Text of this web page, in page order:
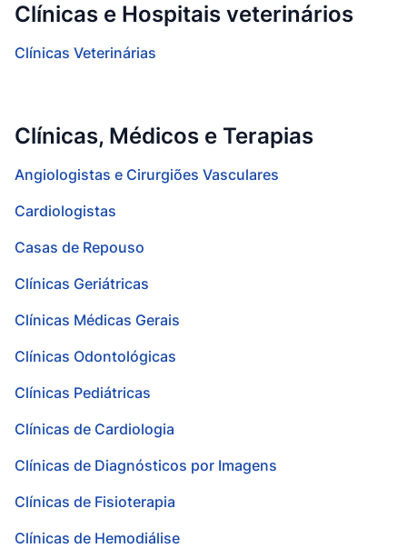
Clínicas e Hospitais veterinários
Clínicas Veterinárias
Clínicas, Médicos e Terapias
Angiologistas e Cirurgiões Vasculares
Cardiologistas
Casas de Repouso
Clínicas Geriátricas
Clínicas Médicas Gerais
Clínicas Odontológicas
Clínicas Pediátricas
Clínicas de Cardiologia
Clínicas de Diagnósticos por Imagens
Clínicas de Fisioterapia
Clínicas de Hemodiálise